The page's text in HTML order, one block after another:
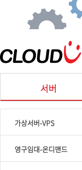
서버
가상서버-VPS
영구임대-온디맨드